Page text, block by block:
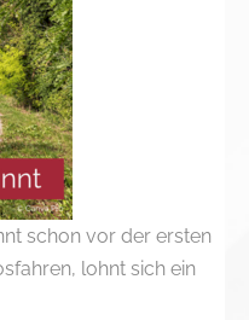
schon vor der ersten
lohnt sich ein